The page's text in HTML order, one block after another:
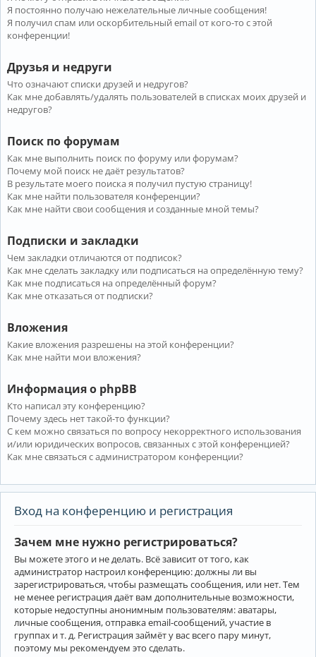
Я постоянно получаю нежелательные личные сообщения!
Я получил спам или оскорбительный email от кого-то с этой
конференции!
Друзья и недруги
Что означают списки друзей и недругов?
Как мне добавлять/удалять пользователей в списках моих друзей и
недругов?
Поиск по форумам
Как мне выполнить поиск по форуму или форумам?
Почему мой поиск не даёт результатов?
В результате моего поиска я получил пустую страницу!
Как мне найти пользователя конференции?
Как мне найти свои сообщения и созданные мной темы?
Подписки и закладки
Чем закладки отличаются от подписок?
Как мне сделать закладку или подписаться на определённую тему?
Как мне подписаться на определённый форум?
Как мне отказаться от подписки?
Вложения
Какие вложения разрешены на этой конференции?
Как мне найти мои вложения?
Информация о phpBB
Кто написал эту конференцию?
Почему здесь нет такой-то функции?
С кем можно связаться по вопросу некорректного использования
и/или юридических вопросов, связанных с этой конференцией?
Как мне связаться с администратором конференции?
Вход на конференцию и регистрация
Зачем мне нужно регистрироваться?
Вы можете этого и не делать. Всё зависит от того, как
администратор настроил конференцию: должны ли вы
зарегистрироваться, чтобы размещать сообщения, или нет. Тем
не менее регистрация даёт вам дополнительные возможности,
которые недоступны анонимным пользователям: аватары,
личные сообщения, отправка email-сообщений, участие в
группах и т. д. Регистрация займёт у вас всего пару минут,
поэтому мы рекомендуем это сделать.